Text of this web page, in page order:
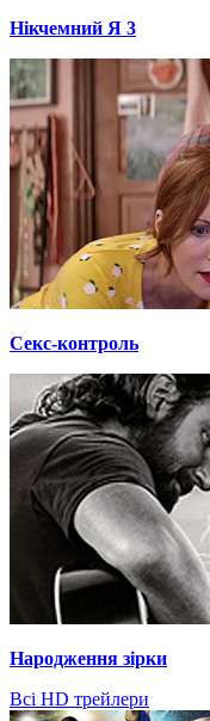
Нікчемний Я 3
Секс-контроль
Народження зірки
Всі HD трейлери